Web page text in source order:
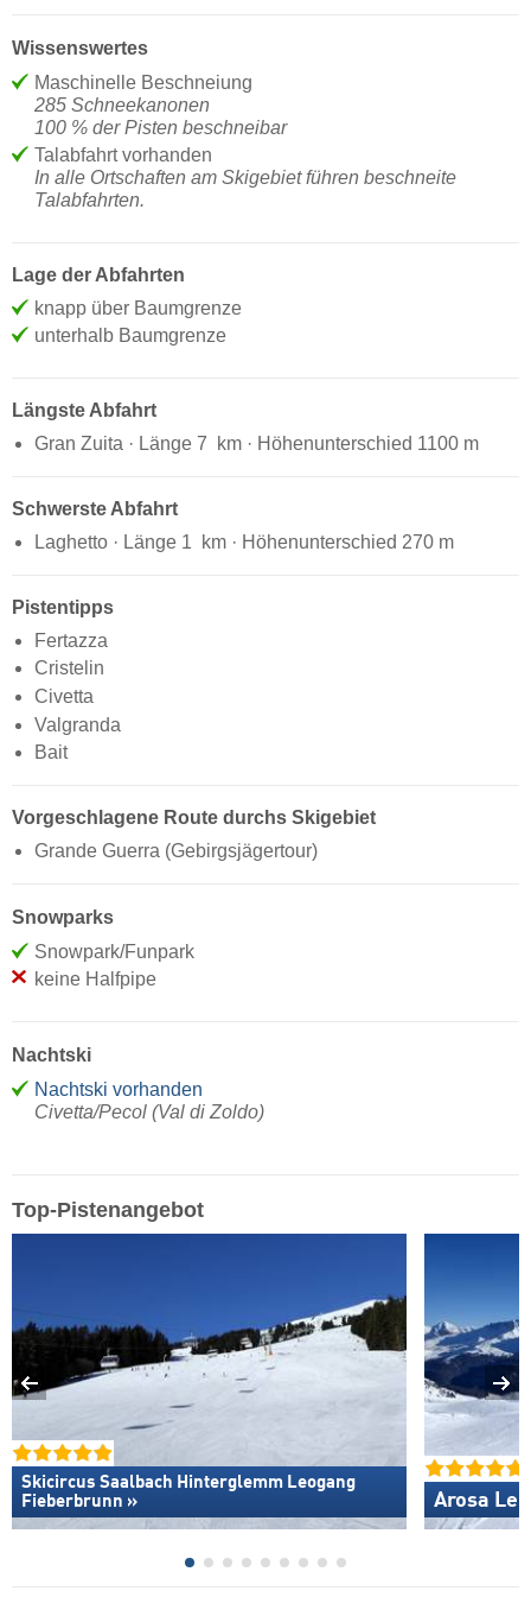
Wissenswertes
Maschinelle Beschneiung
285 Schneekanonen
100 % der Pisten beschneibar
Talabfahrt vorhanden
In alle Ortschaften am Skigebiet führen beschneite
Talabfahrten.
Lage der Abfahrten
knapp über Baumgrenze
unterhalb Baumgrenze
Längste Abfahrt
Gran Zuita · Länge 7 km · Höhenunterschied 1100 m
Schwerste Abfahrt
Laghetto · Länge 1 km · Höhenunterschied 270 m
Pistentipps
Fertazza
Cristelin
Civetta
Valgranda
Bait
Vorgeschlagene Route durchs Skigebiet
Grande Guerra (Gebirgsjägertour)
Snowparks
Snowpark/Funpark
keine Halfpipe
Nachtski
Nachtski vorhanden
Civetta/Pecol (Val di Zoldo)
Top-Pistenangebot
Skicircus Saalbach Hinterglemm Leogang
Fieberbrunn »
Arosa